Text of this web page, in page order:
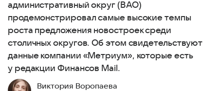
административный округ (ВАО)
продемонстрировал самые высокие темпы
роста предложения новостроек среди
столичных округов. Об этом свидетельствуют
данные компании «Метриум», которые есть
у редакции Финансов Mail.
Виктория Воропаева